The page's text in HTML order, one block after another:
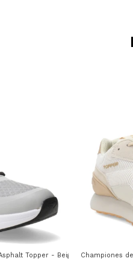
Topper - Beige - Gris - Verde
Championes